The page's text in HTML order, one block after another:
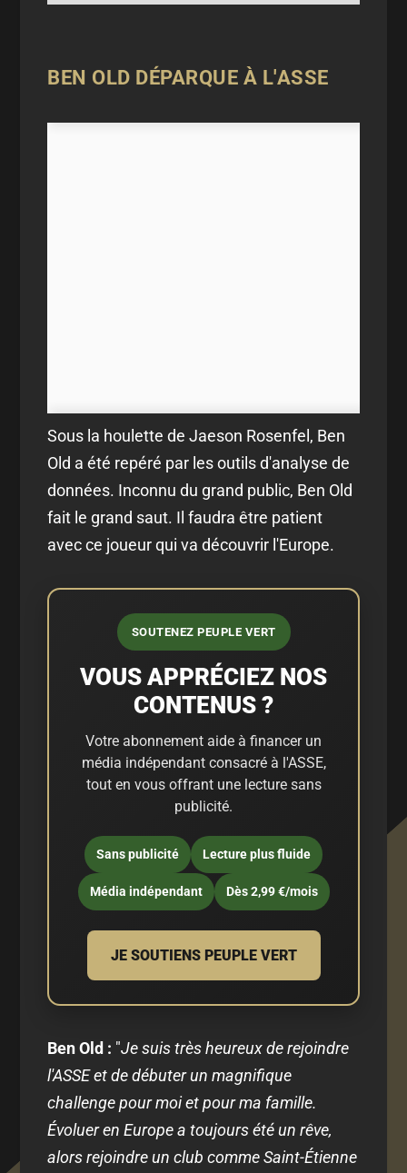
BEN OLD DÉPARQUE À L'ASSE
Sous la houlette de Jaeson Rosenfel, Ben
Old a été repéré par les outils d'analyse de
données. Inconnu du grand public, Ben Old
fait le grand saut. Il faudra être patient
avec ce joueur qui va découvrir l'Europe.
SOUTENEZ PEUPLE VERT
VOUS APPRÉCIEZ NOS
CONTENUS ?
Votre abonnement aide à financer un
média indépendant consacré à l'ASSE,
tout en vous offrant une lecture sans
publicité.
Sans publicité Lecture plus fluide
Média indépendant Dès 2,99 €/mois
JE SOUTIENS PEUPLE VERT
Ben Old : "Je suis très heureux de rejoindre
l'ASSE et de débuter un magnifique
challenge pour moi et pour ma famille.
Évoluer en Europe a toujours été un rêve,
alors rejoindre un club comme Saint-Étienne